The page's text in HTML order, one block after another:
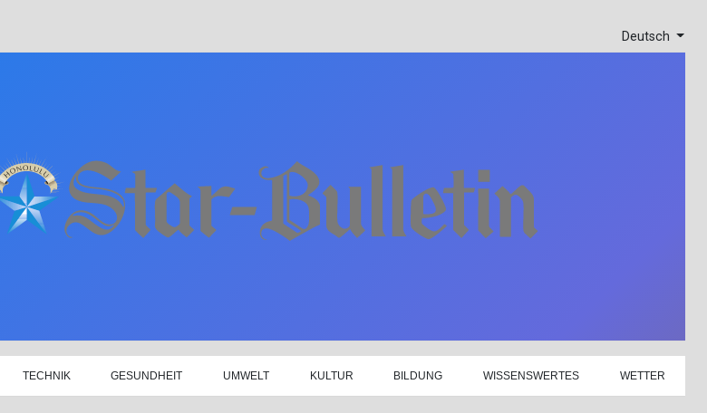
Deutsch
TECHNIK GESUNDHEIT UMWELT KULTUR BILDUNG WISSENSWERTES WETTER